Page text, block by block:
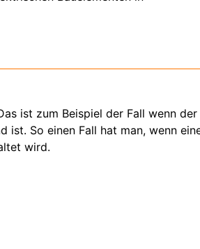
ist zum Beispiel der Fall wenn der
ist. So einen Fall hat man, wenn
wird.